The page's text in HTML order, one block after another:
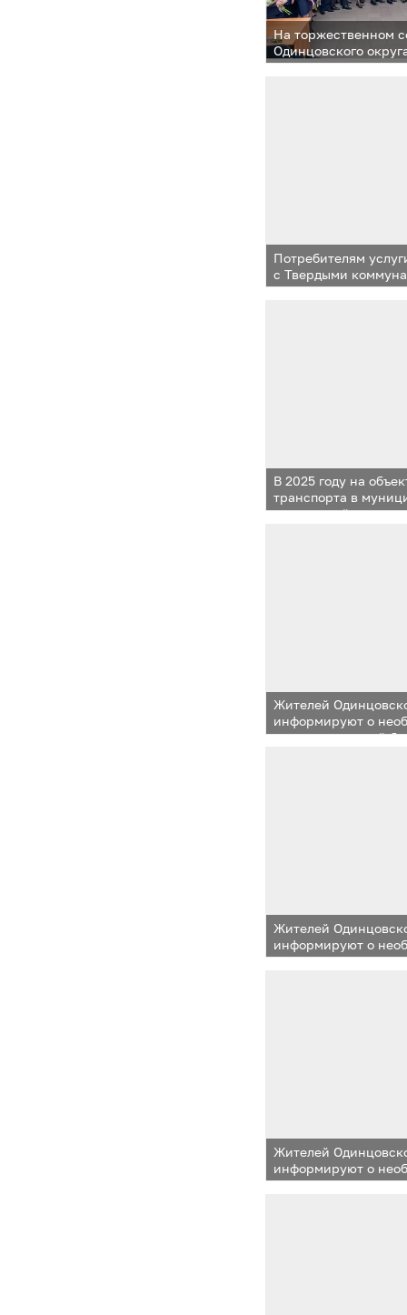
На торжественном
Одинцовского
совместно с первым
Потребителям
с Твердыми
сообщают о
В 2025 году на
транспорта в
двукратный рост
Жителей
информируют о
правил пожарной
Жителей
информируют о
правил пожарной
Жителей
информируют о
правил пожарной